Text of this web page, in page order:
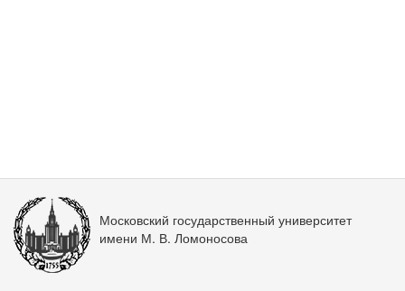
Московский государственный университет
имени М. В. Ломоносова